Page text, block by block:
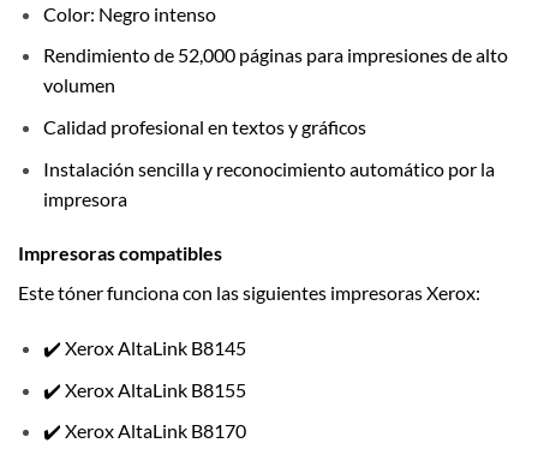
Color: Negro intenso
Rendimiento de 52,000 páginas para impresiones de alto
volumen
Calidad profesional en textos y gráficos
Instalación sencilla y reconocimiento automático por la
impresora
Impresoras compatibles
Este tóner funciona con las siguientes impresoras Xerox:
✔️ Xerox AltaLink B8145
✔️ Xerox AltaLink B8155
✔️ Xerox AltaLink B8170